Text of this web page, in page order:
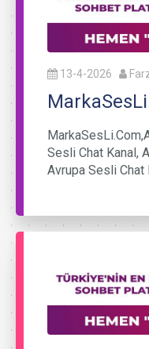
13-4-2026
Sesli Chat Kanal,
Avrupa Sesli Chat